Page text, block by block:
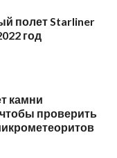
полет Starliner
год
камни
проверить